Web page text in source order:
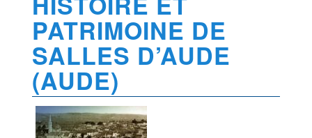
PATRIMOINE DE
SALLES D’AUDE
(AUDE)